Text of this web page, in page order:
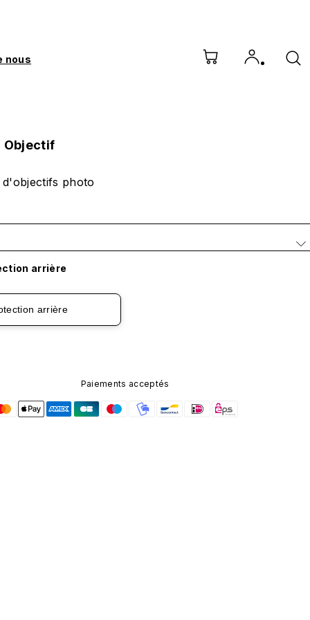
nous
Objectif
photo
arrière
arrière
Paiements acceptés